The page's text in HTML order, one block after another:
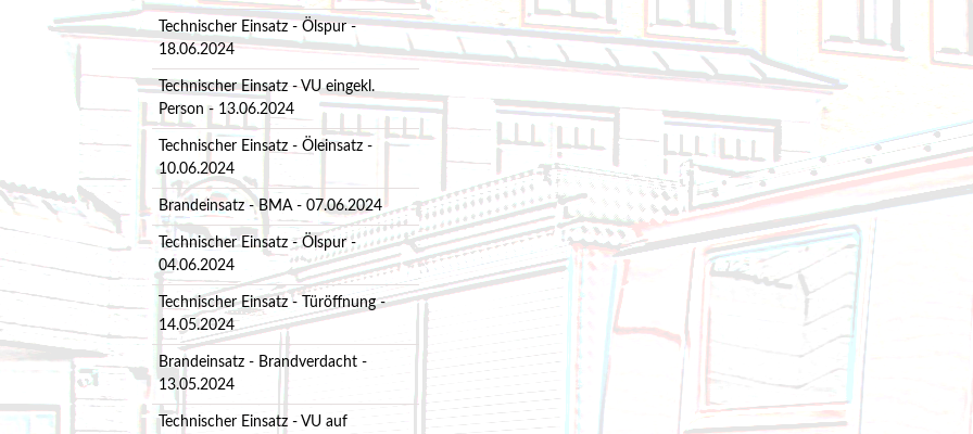
Technischer Einsatz - Ölspur -
18.06.2024
Technischer Einsatz - VU eingekl.
Person - 13.06.2024
Technischer Einsatz - Öleinsatz -
10.06.2024
Brandeinsatz - BMA - 07.06.2024
Technischer Einsatz - Ölspur -
04.06.2024
Technischer Einsatz - Türöffnung -
14.05.2024
Brandeinsatz - Brandverdacht -
13.05.2024
Technischer Einsatz - VU auf